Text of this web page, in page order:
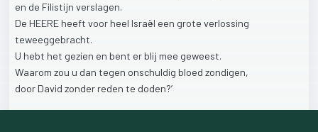
en de Filistijn verslagen.
De HEERE heeft voor heel Israël een grote verlossing
teweeggebracht.
U hebt het gezien en bent er blij mee geweest.
Waarom zou u dan tegen onschuldig bloed zondigen,
door David zonder reden te doden?’